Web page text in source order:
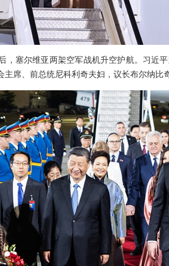
，塞尔维亚两架空军战机升空护航。习近
席、前总统尼科利奇夫妇，议长布尔纳比